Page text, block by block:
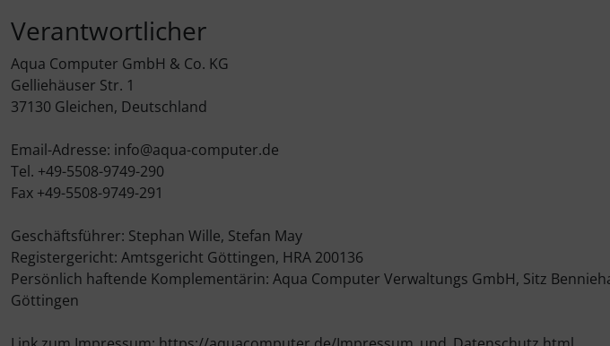
Verantwortlicher
Aqua Computer GmbH & Co. KG
Gelliehäuser Str. 1
37130 Gleichen, Deutschland
Email-Adresse: info@aqua-computer.de
Tel. +49-5508-9749-290
Fax +49-5508-9749-291
Geschäftsführer: Stephan Wille, Stefan May
Registergericht: Amtsgericht Göttingen, HRA 200136
Persönlich haftende Komplementärin: Aqua Computer Verwaltungs GmbH, Sitz
Göttingen